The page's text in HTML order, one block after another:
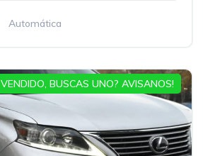
Automática
VENDIDO, BUSCAS UNO? AVISANOS!